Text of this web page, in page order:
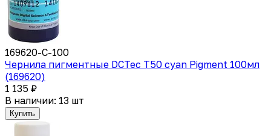
169620-C-100
Чернила пигментные DCTec T50 cyan Pigment 100мл
(169620)
1 135 ₽
В наличии: 13 шт
Купить